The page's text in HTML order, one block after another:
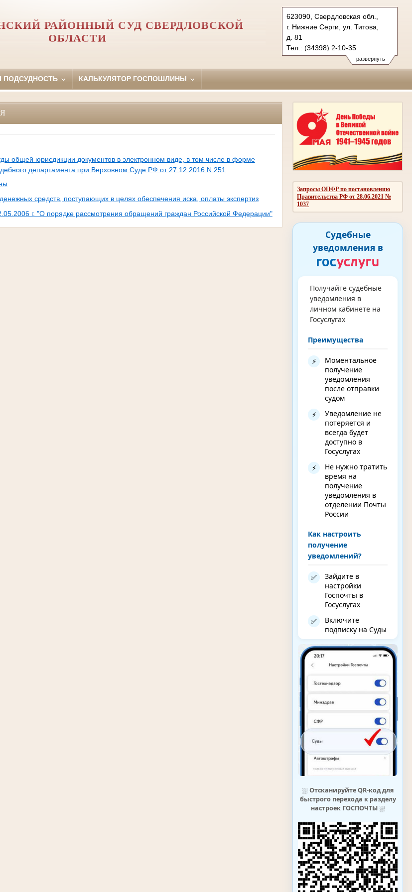
развернуть
623090, Свердловская обл.,
г. Нижние Серги, ул. Титова,
д. 81
Тел.: (34398) 2-10-35
nizhneserginsky.svd@sudrf.ru
РАЙОННЫЙ СУД СВЕРДЛОВСКОЙ
ОБЛАСТИ
ПОДСУДНОСТЬ КАЛЬКУЛЯТОР ГОСПОШЛИНЫ
Запросы ОПФР по постановлению
Правительства РФ от 28.06.2021 №
1037
Судебные
уведомления в
Получайте судебные
уведомления в
личном кабинете на
Госуслугах
Преимущества
⚡
Моментальное
получение
уведомления
после отправки
судом
⚡
Уведомление не
потеряется и
всегда будет
доступно в
Госуслугах
⚡
Не нужно тратить
время на
получение
уведомления в
отделении Почты
России
Как настроить
получение
уведомлений?
✅
Зайдите в
настройки
Госпочты в
Госуслугах
✅
Включите
подписку на Суды
⛆ Отсканируйте QR-код для
быстрого перехода к разделу
настроек ГОСПОЧТЫ⛆
общей юрисдикции документов в электронном виде, в том числе в форме
департамента при Верховном Суде РФ от 27.12.2016 N 251
средств, поступающих в целях обеспечения иска, оплаты экспертиз
г. "О порядке рассмотрения обращений граждан Российской Федерации"